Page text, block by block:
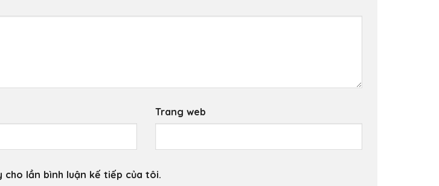
Trang web
lần bình luận kế tiếp của tôi.